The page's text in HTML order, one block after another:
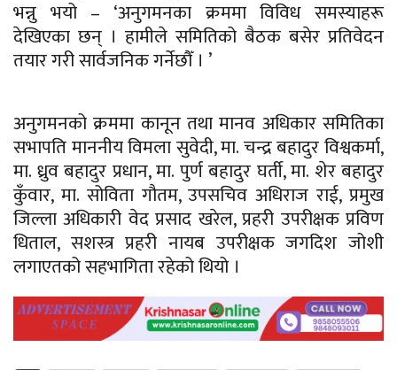
भन्नु भयो – ‘अनुगमनका क्रममा विविध समस्याहरू
देखिएका छन् । हामीले समितिको बैठक बसेर प्रतिवेदन
तयार गरी सार्वजनिक गर्नेछौँ । ’
अनुगमनको क्रममा कानून तथा मानव अधिकार समितिका
सभापति माननीय विमला सुवेदी, मा. चन्द्र बहादुर विश्वकर्मा,
मा. ध्रुव बहादुर प्रधान, मा. पुर्णबहादुर घर्ती, मा. शेर बहादुर
कुँवार,मा. सोवितागौतम, उपसचिव अधिराज राई, प्रमुख
जिल्ला अधिकारी वेद प्रसाद खरेल, प्रहरी उपरीक्षक प्रविण
धिताल, सशस्त्र प्रहरी नायब उपरीक्षक जगदिश जोशी
लगाएतकोसहभागिता रहेको थियो ।